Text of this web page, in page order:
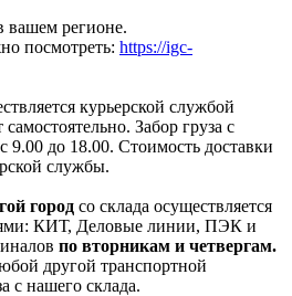
вашем регионе.
посмотреть: https://igc-
курьерской службой
Забор груза с
9.00 до 18.00. Стоимость доставки
службы.
город со склада осуществляется
КИТ, Деловые линии, ПЭК и
по вторникам и четвергам.
другой транспортной
с нашего склада.